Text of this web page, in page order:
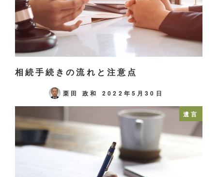
相続手続きの流れと注意点
栗田 政和 2022年5月30日
遺言